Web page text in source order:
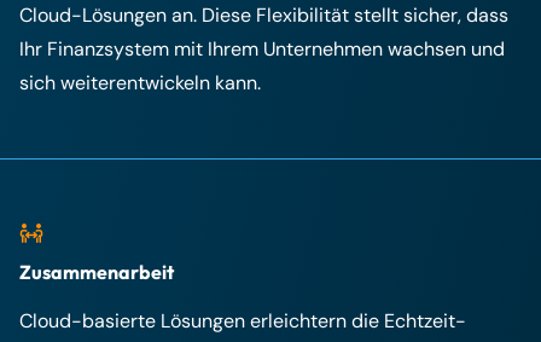
Cloud-Lösungen an. Diese Flexibilität stellt sicher, dass
Ihr Finanzsystem mit Ihrem Unternehmen wachsen und
sich weiterentwickeln kann.
Zusammenarbeit
Cloud-basierte Lösungen erleichtern die Echtzeit-